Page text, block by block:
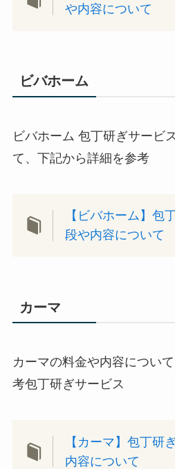
や内容について
ビバホーム
ビバホーム 包丁研ぎサービ
て、下記から詳細を参考
【ビバホーム】包
段や内容について
カーマ
カーマの料金や内容につい
考包丁研ぎサービス
【カーマ】包丁研
内容について